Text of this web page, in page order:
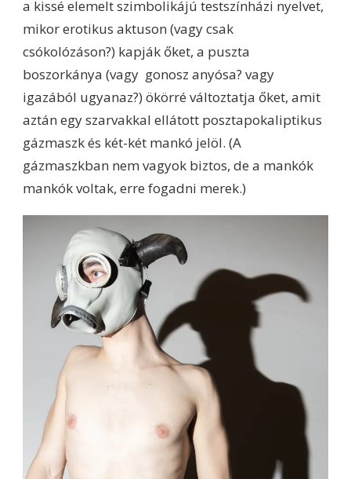
a kissé elemelt szimbolikájú testszínházi nyelvet,
mikor erotikus aktuson (vagy csak
csókolózáson?) kapják őket, a puszta
boszorkánya (vagy gonosz anyósa? vagy
igazából ugyanaz?) ökörré változtatja őket, amit
aztán egy szarvakkal ellátott posztapokaliptikus
gázmaszk és két-két mankó jelöl. (A
gázmaszkban nem vagyok biztos, de a mankók
mankók voltak, erre fogadni merek.)